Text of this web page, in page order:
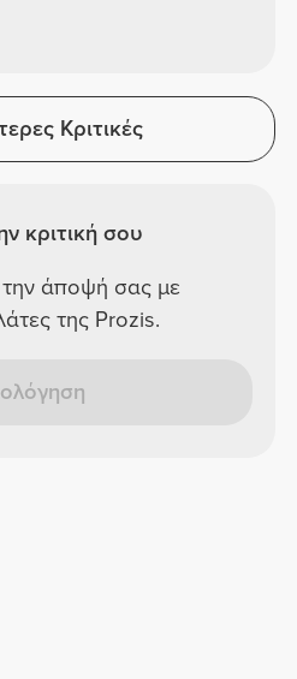
Κριτικές
κριτική σου
την άποψή σας με
της Prozis.